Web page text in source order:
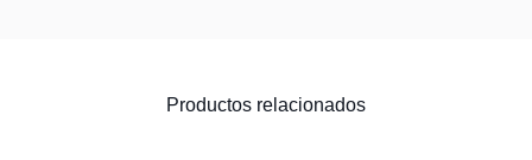
Productos relacionados